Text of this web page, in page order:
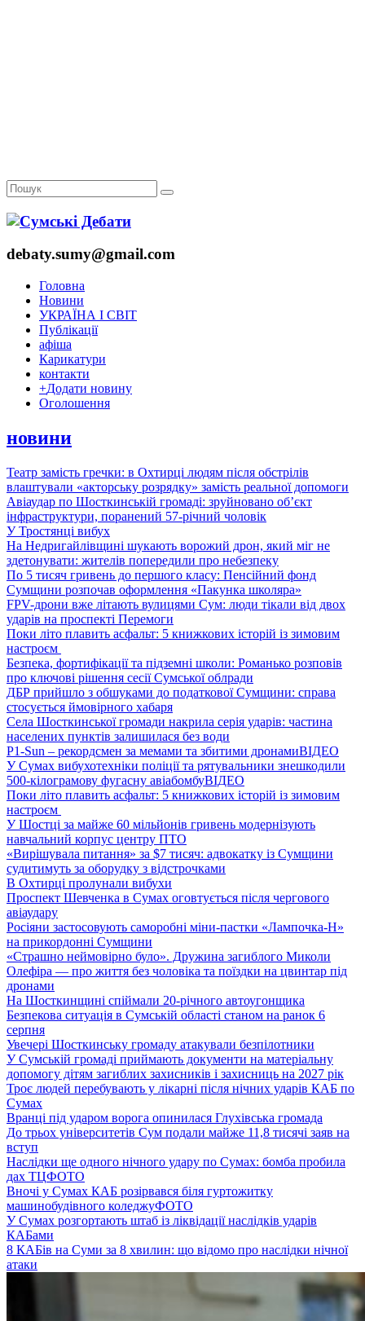
debaty.sumy@gmail.com
Головна
Новини
УКРАЇНА І СВІТ
Публікації
афіша
Карикатури
контакти
+Додати новину
Оголошення
новини
Театр замість гречки: в Охтирці людям після обстрілів
влаштували «акторську розрядку» замість реальної допомоги
Авіаудар по Шосткинській громаді: зруйновано об’єкт
інфраструктури, поранений 57-річний чоловік
У Тростянці вибух
На Недригайлівщині шукають ворожий дрон, який міг не
здетонувати: жителів попередили про небезпеку
По 5 тисяч гривень до першого класу: Пенсійний фонд
Сумщини розпочав оформлення «Пакунка школяра»
FPV-дрони вже літають вулицями Сум: люди тікали від двох
ударів на проспекті Перемоги
Поки літо плавить асфальт: 5 книжкових історій із зимовим
настроєм
Безпека, фортифікації та підземні школи: Романько розповів
про ключові рішення сесії Сумської облради
ДБР прийшло з обшуками до податкової Сумщини: справа
стосується ймовірного хабаря
Села Шосткинської громади накрила серія ударів: частина
населених пунктів залишилася без води
P1-Sun – рекордсмен за мемами та збитими дронамиВІДЕО
У Сумах вибухотехніки поліції та рятувальники знешкодили
500-кілограмову фугасну авіабомбуВІДЕО
Поки літо плавить асфальт: 5 книжкових історій із зимовим
настроєм
У Шостці за майже 60 мільйонів гривень модернізують
навчальний корпус центру ПТО
«Вирішувала питання» за $7 тисяч: адвокатку із Сумщини
судитимуть за оборудку з відстрочками
В Охтирці пролунали вибухи
Проспект Шевченка в Сумах оговтується після чергового
авіаудару
Росіяни застосовують саморобні міни-пастки «Лампочка-Н»
на прикордонні Сумщини
«Страшно неймовірно було». Дружина загиблого Миколи
Олефіра — про життя без чоловіка та поїздки на цвинтар під
дронами
На Шосткинщині спіймали 20-річного автоугонщика
Безпекова ситуація в Сумській області станом на ранок 6
серпня
Увечері Шосткинську громаду атакували безпілотники
У Сумській громаді приймають документи на матеріальну
допомогу дітям загиблих захисників і захисниць на 2027 рік
Троє людей перебувають у лікарні після нічних ударів КАБ по
Сумах
Вранці під ударом ворога опинилася Глухівська громада
До трьох університетів Сум подали майже 11,8 тисячі заяв на
вступ
Наслідки ще одного нічного удару по Сумах: бомба пробила
дах ТЦФОТО
Вночі у Сумах КАБ розірвався біля гуртожитку
машинобудівного коледжуФОТО
У Сумах розгортають штаб із ліквідації наслідків ударів
КАБами
8 КАБів на Суми за 8 хвилин: що відомо про наслідки нічної
атаки